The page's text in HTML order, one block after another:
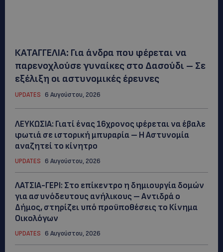
ΚΑΤΑΓΓΕΛΙΑ: Για άνδρα που φέρεται να
παρενοχλούσε γυναίκες στο Δασούδι – Σε
εξέλιξη οι αστυνομικές έρευνες
UPDATES 6 Αυγούστου, 2026
ΛΕΥΚΩΣΙΑ: Γιατί ένας 16χρονος φέρεται να έβαλε
φωτιά σε ιστορική μπυραρία – Η Αστυνομία
αναζητεί το κίνητρο
UPDATES 6 Αυγούστου, 2026
ΛΑΤΣΙΑ-ΓΕΡΙ: Στο επίκεντρο η δημιουργία δομών
για ασυνόδευτους ανήλικους – Αντιδρά ο
Δήμος, στηρίζει υπό προϋποθέσεις το Κίνημα
Οικολόγων
UPDATES 6 Αυγούστου, 2026